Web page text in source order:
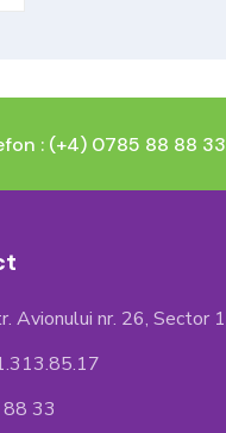
: (+4) 0785 88 88 33
Avionului nr. 26, Sector 1
33